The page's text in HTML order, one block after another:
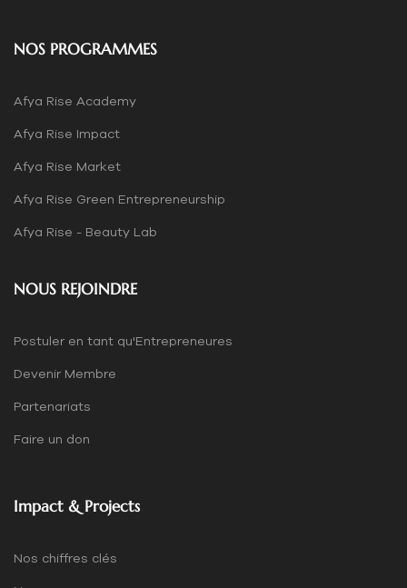
NOS PROGRAMMES
Afya Rise Academy
Afya Rise Impact
Afya Rise Market
Afya Rise Green Entrepreneurship
Afya Rise - Beauty Lab
NOUS REJOINDRE
Postuler en tant qu'Entrepreneures
Devenir Membre
Partenariats
Faire un don
Impact & Projects
Nos chiffres clés